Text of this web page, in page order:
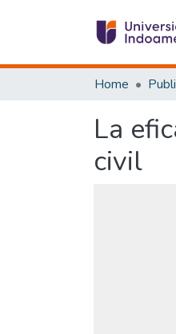
Home
La
civil